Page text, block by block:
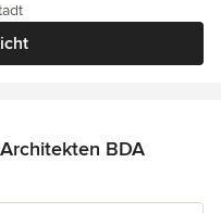
BDA
5 Sternen